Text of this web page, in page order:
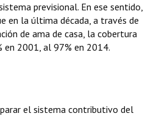
previsional. En ese sentido,
en la última década, a través de
de ama de casa, la cobertura
en 2001, al 97% en 2014.
el sistema contributivo del